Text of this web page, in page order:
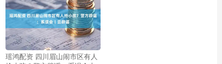
瑶鸿配资 四川眉山闹市区有人